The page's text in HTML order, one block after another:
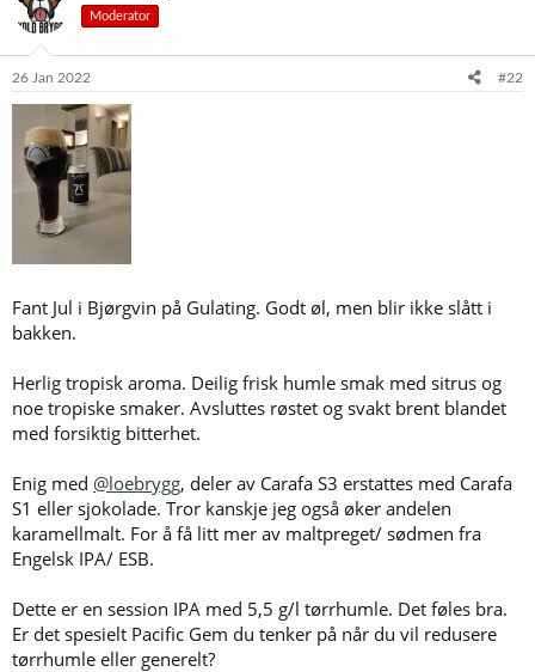
Moderator
26 Jan 2022 #22
Fant Jul i Bjørgvin på Gulating. Godt øl, men blir ikke slått i
bakken.
Herlig tropisk aroma. Deilig frisk humle smak med sitrus og
noe tropiske smaker. Avsluttes røstet og svakt brent blandet
med forsiktig bitterhet.
Enig med @loebrygg, deler av Carafa S3 erstattes med Carafa
S1 eller sjokolade. Tror kanskje jeg også øker andelen
karamellmalt. For å få litt mer av maltpreget/ sødmen fra
Engelsk IPA/ ESB.
Dette er en session IPA med 5,5 g/l tørrhumle. Det føles bra.
Er det spesielt Pacific Gem du tenker på når du vil redusere
tørrhumle eller generelt?